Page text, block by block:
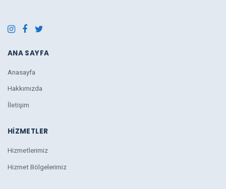
ANA SAYFA
Anasayfa
Hakkımızda
İletişim
HIZMETLER
Hizmetlerimiz
Hizmet Bölgelerimiz